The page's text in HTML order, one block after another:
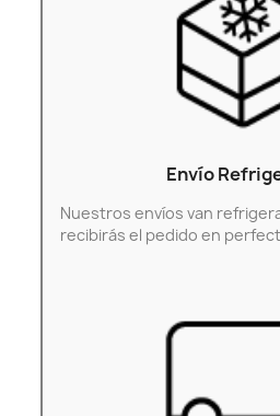
Envío
Nuestros envíos van
recibirás el pedido en